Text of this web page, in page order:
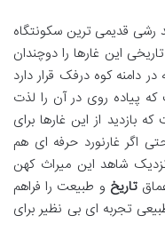
رشی قدیمی ترین سکونتگاه
این غارها را دوچندان
دامنه کوه درفک قرار دارد
که پیاده روی در آن را لذت
از این غارها برای
اگر غارنورد حرفه ای هم
شاهد این میراث کهن
تاریخ و طبیعت را فراهم
تجربه ای بی نظیر برای